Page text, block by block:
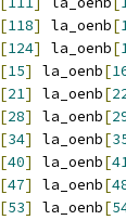
[118] la_oenb[
[124] la_oenb[
[15] la_oenb[
[21] la_oenb[
[28] la_oenb[
[34] la_oenb[
[40] la_oenb[
[47] la_oenb[
[53] la_oenb[